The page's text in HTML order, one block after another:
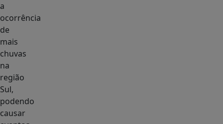
a
ocorrência
de
mais
chuvas
na
região
Sul,
podendo
causar